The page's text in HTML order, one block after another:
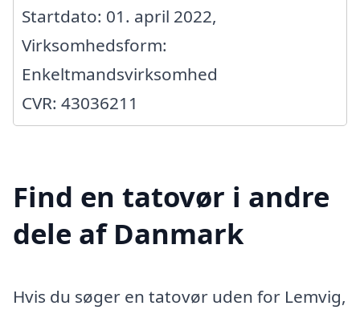
Startdato: 01. april 2022,
Virksomhedsform:
Enkeltmandsvirksomhed
CVR: 43036211
Find en tatovør i andre
dele af Danmark
Hvis du søger en tatovør uden for Lemvig,